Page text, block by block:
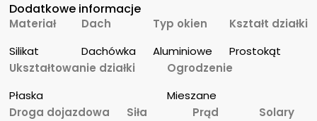
Dodatkowe informacje
Materiał
Silikat
Dach
Dachówka
Typ okien
Aluminiowe
Kształt działki
Prostokąt
Ukształtowanie działki
Płaska
Ogrodzenie
Mieszane
Droga dojazdowa
Siła
Prąd
Solary